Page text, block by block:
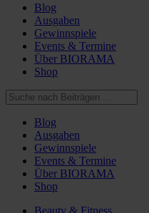
Blog
Ausgaben
Gewinnspiele
Events & Termine
Über BIORAMA
Shop
Blog
Ausgaben
Gewinnspiele
Events & Termine
Über BIORAMA
Shop
Beauty & Fitness